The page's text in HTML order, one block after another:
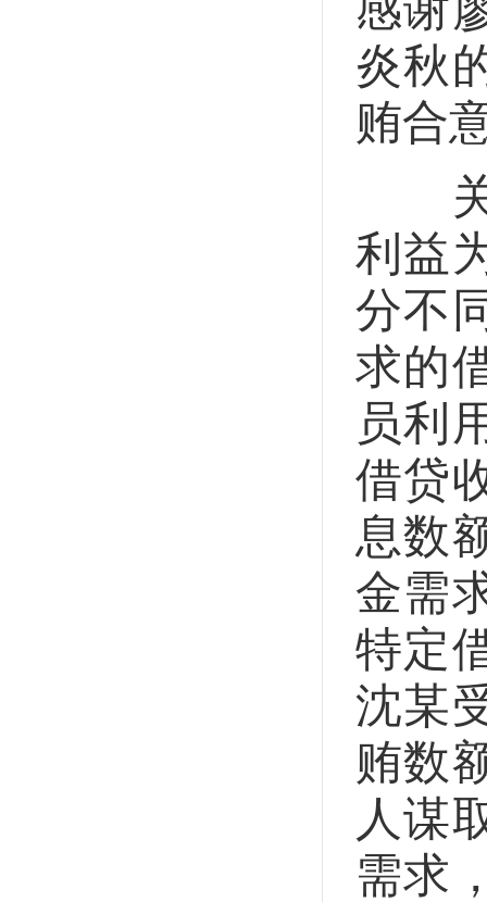
炎秋
贿合
关
利益
分不
求的
员利
借贷
息数
金需
特定
沈某
贿数
人谋
需求